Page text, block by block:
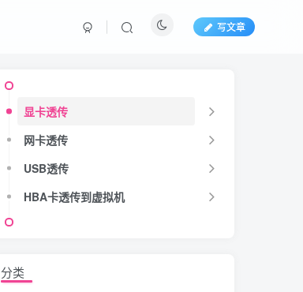
写文章
显卡透传
网卡透传
USB透传
HBA卡透传到虚拟机
分类